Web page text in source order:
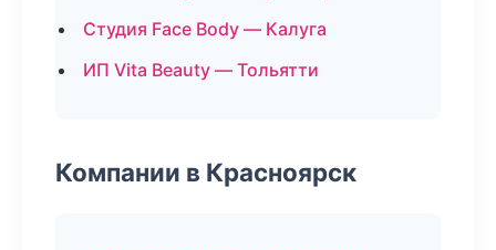
Студия Face Body — Калуга
ИП Vita Beauty — Тольятти
Компании в Красноярск